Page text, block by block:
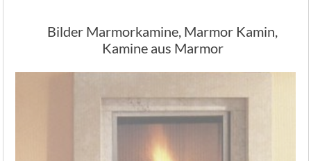
Bilder Marmorkamine, Marmor Kamin,
Kamine aus Marmor